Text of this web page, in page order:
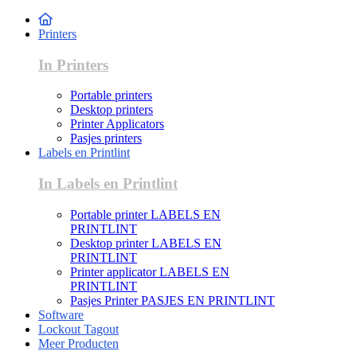
Printers
In Printers
Portable printers
Desktop printers
Printer Applicators
Pasjes printers
Labels en Printlint
In Labels en Printlint
Portable printer LABELS EN
PRINTLINT
Desktop printer LABELS EN
PRINTLINT
Printer applicator LABELS EN
PRINTLINT
Pasjes Printer PASJES EN PRINTLINT
Software
Lockout Tagout
Meer Producten